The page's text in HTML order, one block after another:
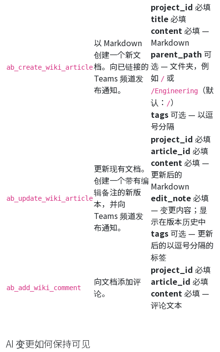
ab_create_wiki_article
以 Markdown
创建一个新文
档。向已链接的
Teams 频道发
布通知。
project_id 必填
title必填
content 必填 —
Markdown
parent_path 可
选 — 文件夹，例
如 / 或
/Engineering
（默
认： /）
tags 可选 — 以逗
号分隔
ab_update_wiki_article
更新现有文档。
创建一个带有编
辑备注的新版
本，并向
Teams 频道发
布通知。
project_id 必填
article_id 必填
content 必填 —
更新后的
Markdown
edit_note必填
— 变更内容；显
示在版本历史中
tags 可选 — 更新
后的以逗号分隔的
标签
ab_add_wiki_comment
向文档添加评
论。
project_id 必填
article_id 必填
content 必填 —
评论文本
AI 变更如何保持可见